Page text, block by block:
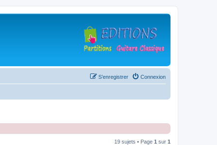
Connexion
S’enregistrer
19 sujets • Page 1 sur 1